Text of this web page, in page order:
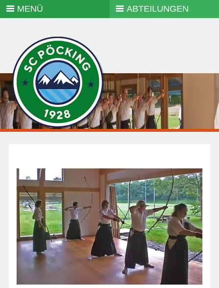
MENÜ ABTEILUNGEN